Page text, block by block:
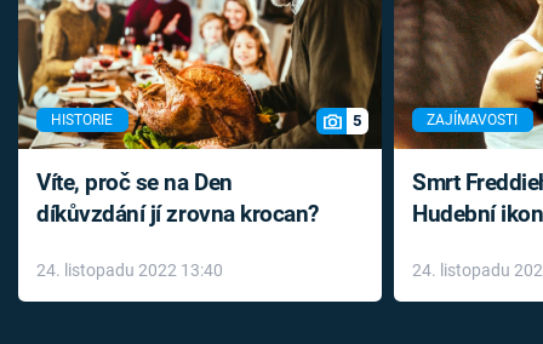
HISTORIE 5
Víte, proč se na Den
díkůvzdání jí zrovna krocan?
24. listopadu 2022 13:40
ZAJÍMAVOSTI
Smrt
Hudební
léky
24. listopadu